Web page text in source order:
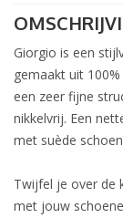
Giorgio is een
gemaakt uit
een zeer fijne
nikkelvrij. Een
met suède
Twijfel je over de
met jouw